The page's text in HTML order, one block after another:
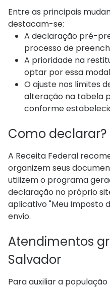
Entre as principais
destacam-se:
A declaração pré-
processo de
A prioridade na
optar por essa
O ajuste nos limites
alteração na tabela
conforme
Como declarar?
A Receita Federal
organizem seus
utilizem o programa
declaração no próprio
aplicativo "Meu Imposto
envio.
Atendimentos
Salvador
Para auxiliar a